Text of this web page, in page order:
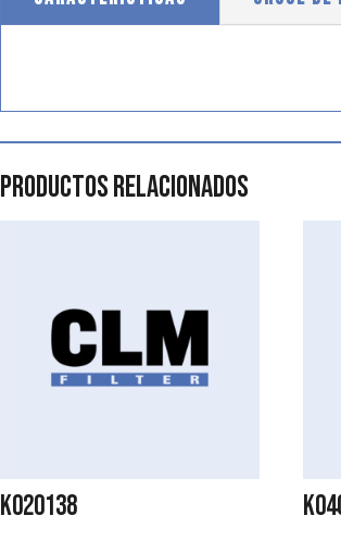
Productos relacionados
K020138